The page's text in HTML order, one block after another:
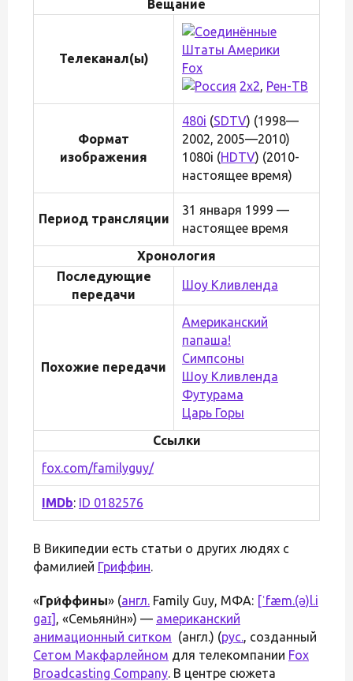
Вещание
Телеканал(ы)
Fox
2х2, Рен-ТВ
Формат
изображения
480i (SDTV) (1998—
2002, 2005—2010)
1080i (HDTV) (2010-
настоящее время)
Период трансляции
31 января 1999 —
настоящее время
Хронология
Последующие
передачи
Шоу Кливленда
Похожие передачи
Американский
папаша!
Симпсоны
Шоу Кливленда
Футурама
Царь Горы
Ссылки
fox.com/familyguy/
IMDb: ID 0182576
В Википедии есть статьи о других людях с
фамилией Гриффин.
«Гри́ффины» (англ. Family Guy, МФА: [ˈfæm.(ə)l.i
gaɪ] , «Семьяни́н») — американский
анимационный ситком (англ.) (рус., созданный
Сетом Макфарлейном для телекомпании Fox
Broadcasting Company. В центре сюжета